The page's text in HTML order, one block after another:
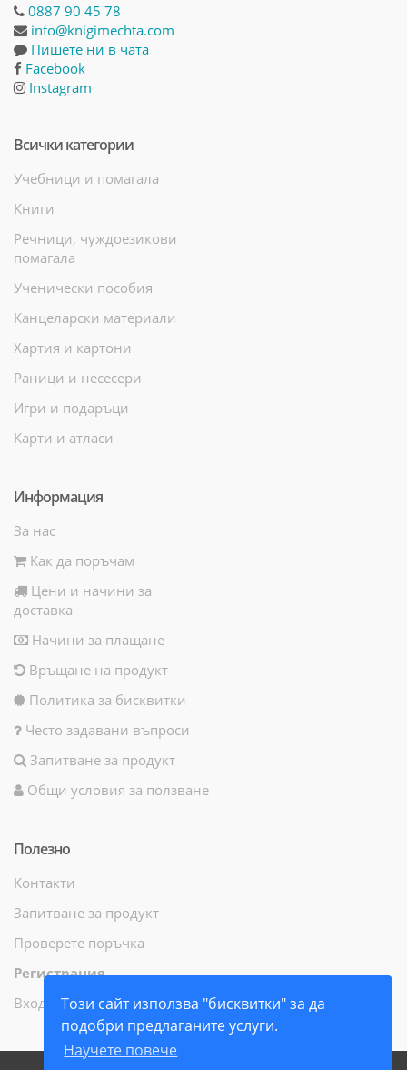
Този сайт използва "бисквитки" за да
подобри предлаганите услуги.
Научете повече
0887 90 45 78
info@knigimechta.com
Пишете ни в чата
Facebook
Instagram
Всички категории
Учебници и помагала
Книги
Речници, чуждоезикови
помагала
Ученически пособия
Канцеларски материали
Хартия и картони
Раници и несесери
Игри и подаръци
Карти и атласи
Информация
За нас
Как да поръчам
Цени и начини за
доставка
Начини за плащане
Връщане на продукт
Политика за бисквитки
Често задавани въпроси
Запитване за продукт
Общи условия за ползване
Полезно
Контакти
Запитване за продукт
Проверете поръчка
Регистрация
Вход